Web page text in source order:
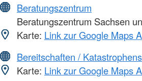
Beratungszentrum
Beratungszentrum Sachsen
Karte: Link zur Google Maps
Bereitschaften /
Karte: Link zur Google Maps